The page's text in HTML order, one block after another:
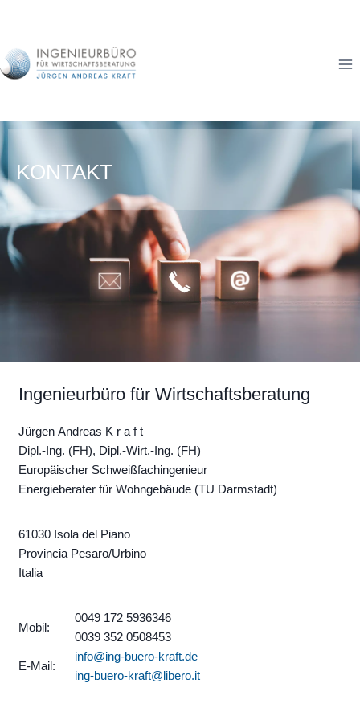
KONTAKT
Ingenieurbüro für Wirtschaftsberatung
Jürgen Andreas K r a f t
Dipl.-Ing. (FH), Dipl.-Wirt.-Ing. (FH)
Europäischer Schweißfachingenieur
Energieberater für Wohngebäude (TU Darmstadt)
61030 Isola del Piano
Provincia Pesaro/Urbino
Italia
Mobil:
0049 172 5936346
0039 352 0508453
E-Mail:
info@ing-buero-kraft.de
ing-buero-kraft@libero.it